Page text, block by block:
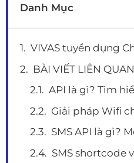
Danh Mục
BÀI VIẾT LIÊN QUAN